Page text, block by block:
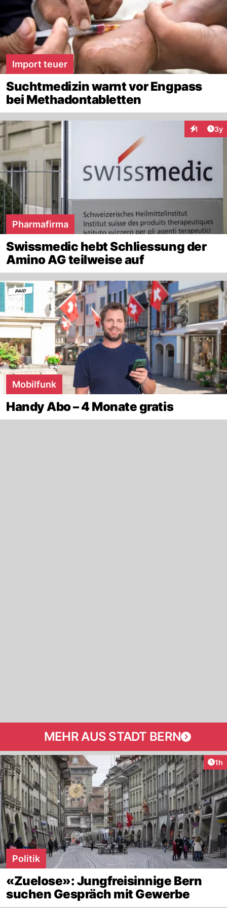
Import teuer
Suchtmedizin warnt vor Engpass
bei Methadontabletten
1 3y
Pharmafirma
Swissmedic hebt Schliessung der
Amino AG teilweise auf
Mobilfunk
Handy Abo – 4 Monate gratis
MEHR AUS STADT BERN
1h
Politik
«Zuelose»: Jungfreisinnige Bern
suchen Gespräch mit Gewerbe